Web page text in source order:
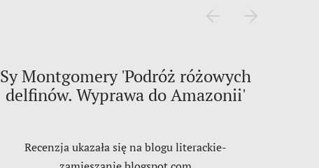
Sy Montgomery 'Podróż różowych
delfinów. Wyprawa do Amazonii'
Recenzja ukazała się na blogu literackie-